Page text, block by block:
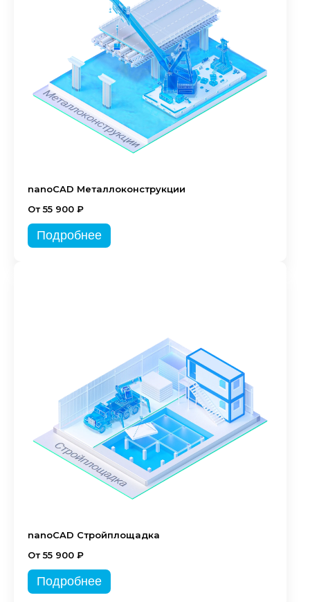
nanoCAD Металлоконструкции
От 55 900 ₽
Подробнее
nanoCAD Стройплощадка
От 55 900 ₽
Подробнее